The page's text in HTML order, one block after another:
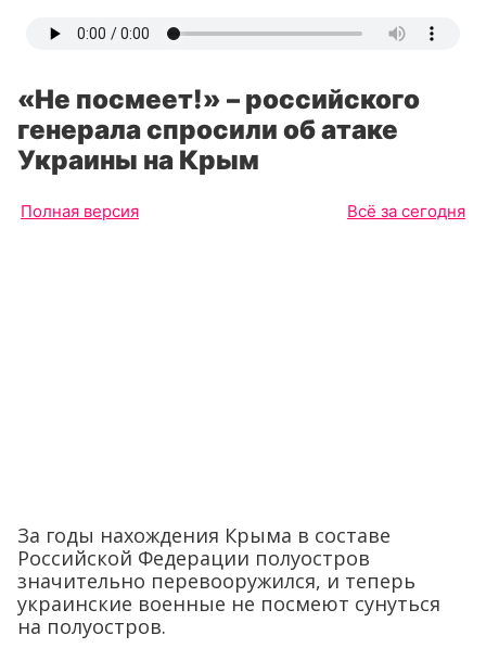
«Не посмеет!» – российского
генерала спросили об атаке
Украины на Крым
Полная версия Всё за сегодня
За годы нахождения Крыма в составе
Российской Федерации полуостров
значительно перевооружился, и теперь
украинские военные не посмеют сунуться
на полуостров.